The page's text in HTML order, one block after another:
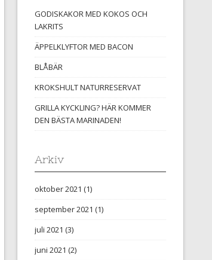
GODISKAKOR MED KOKOS OCH
LAKRITS
ÄPPELKLYFTOR MED BACON
BLÅBÄR
KROKSHULT NATURRESERVAT
GRILLA KYCKLING? HÄR KOMMER
DEN BÄSTA MARINADEN!
Arkiv
oktober 2021 (1)
september 2021 (1)
juli 2021 (3)
juni 2021 (2)